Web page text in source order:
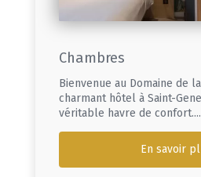
Chambres
Bienvenue au Domaine de
charmant hôtel à Saint-
véritable havre de confort....
En savoir